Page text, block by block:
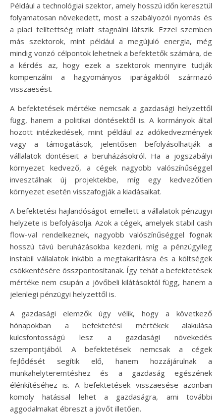
Például a technológiai szektor, amely hosszú időn keresztül
folyamatosan növekedett, most a szabályozói nyomás és
a piaci telítettség miatt stagnálni látszik. Ezzel szemben
más szektorok, mint például a megújuló energia, még
mindig vonzó célpontok lehetnek a befektetők számára, de
a kérdés az, hogy ezek a szektorok mennyire tudják
kompenzálni a hagyományos iparágakból származó
visszaesést.
A befektetések mértéke nemcsak a gazdasági helyzettől
függ, hanem a politikai döntésektől is. A kormányok által
hozott intézkedések, mint például az adókedvezmények
vagy a támogatások, jelentősen befolyásolhatják a
vállalatok döntéseit a beruházásokról. Ha a jogszabályi
környezet kedvező, a cégek nagyobb valószínűséggel
invesztálnak új projektekbe, míg egy kedvezőtlen
környezet esetén visszafogják a kiadásaikat.
A befektetési hajlandóságot emellett a vállalatok pénzügyi
helyzete is befolyásolja. Azok a cégek, amelyek stabil cash
flow-val rendelkeznek, nagyobb valószínűséggel fognak
hosszú távú beruházásokba kezdeni, míg a pénzügyileg
instabil vállalatok inkább a megtakarításra és a költségek
csökkentésére összpontosítanak. Így tehát a befektetések
mértéke nem csupán a jövőbeli kilátásoktól függ, hanem a
jelenlegi pénzügyi helyzettől is.
A gazdasági elemzők úgy vélik, hogy a következő
hónapokban a befektetési mértékek alakulása
kulcsfontosságú lesz a gazdasági növekedés
szempontjából. A befektetések nemcsak a cégek
fejlődését segítik elő, hanem hozzájárulnak a
munkahelyteremtéshez és a gazdaság egészének
élénkítéséhez is. A befektetések visszaesése azonban
komoly hatással lehet a gazdaságra, ami további
aggodalmakat ébreszt a jövőt illetően.